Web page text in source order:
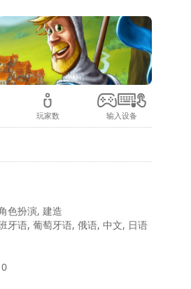
玩家数 输入设备
色扮演, 建造
牙语, 葡萄牙语, 俄语, 中文, 日语